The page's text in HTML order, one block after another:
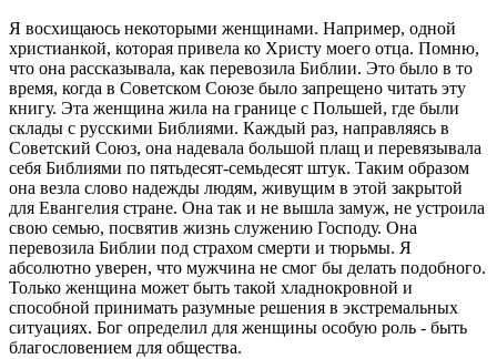
Я восхищаюсь некоторыми женщинами. Например, одной
христианкой, которая привела ко Христу моего отца. Помню,
что она рассказывала, как перевозила Библии. Это было в то
время, когда в Советском Союзе было запрещено читать эту
книгу. Эта женщина жила на границе с Польшей, где были
склады с русскими Библиями. Каждый раз, направляясь в
Советский Союз, она надевала большой плащ и перевязывала
себя Библиями по пятьдесят-семьдесят штук. Таким образом
она везла слово надежды людям, живущим в этой закрытой
для Евангелия стране. Она так и не вышла замуж, не устроила
свою семью, посвятив жизнь служению Господу. Она
перевозила Библии под страхом смерти и тюрьмы. Я
абсолютно уверен, что мужчина не смог бы делать подобного.
Только женщина может быть такой хладнокровной и
способной принимать разумные решения в экстремальных
ситуациях. Бог определил для женщины особую роль - быть
благословением для общества.